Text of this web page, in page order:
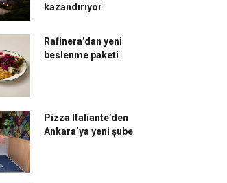
kazandırıyor
Rafinera’dan yeni
beslenme paketi
Pizza Italiante’den
Ankara’ya yeni şube